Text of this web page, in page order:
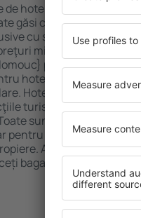
de hoteluri disponibile în
găsi cazare potrivită
cu standarde ȋnalte
mici? Cu ajutorul
pentru orice
hotel, verificați
Hotelurile în Olomouc
turistice populare, cât
sunt disponibile
pentru o noapte atunci
Alegeți hotelul
bagajele pentru o